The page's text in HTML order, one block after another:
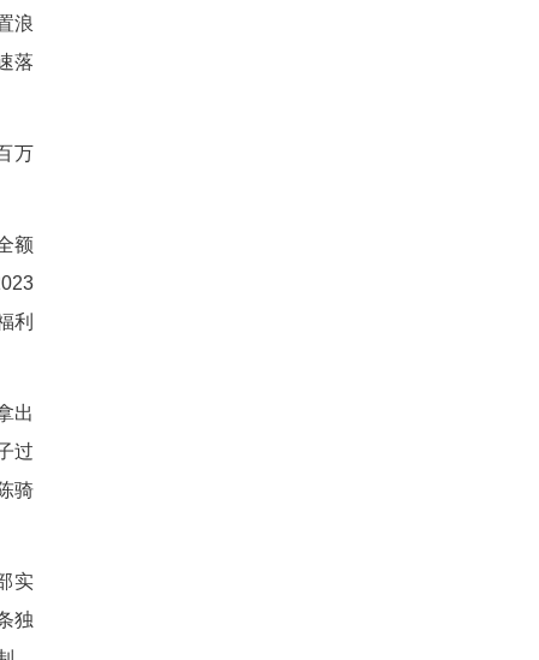
，每年又能增收12万元。
在招商引资上，当地创新
配件，脸上满是笑容。“以
说，她能有这份稳定工作，
长岭村，看中的是这里便捷
武、做门窗的甘伟等同行引
这3家企业就解决了七八十
万元。
村集体经济运营中，始终